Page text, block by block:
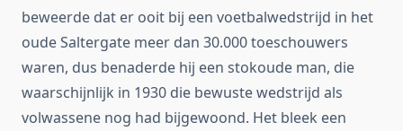
beweerde dat er ooit bij een voetbalwedstrijd in het
oude Saltergate meer dan 30.000 toeschouwers
waren, dus benaderde hij een stokoude man, die
waarschijnlijk in 1930 die bewuste wedstrijd als
volwassene nog had bijgewoond. Het bleek een